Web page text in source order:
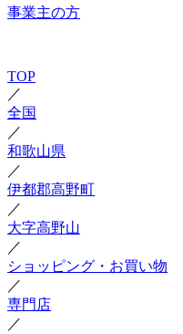
事業主の方
TOP
／
全国
／
和歌山県
／
伊都郡高野町
／
大字高野山
／
ショッピング・お買い物
／
専門店
／